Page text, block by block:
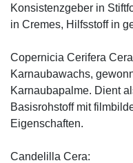
Konsistenzgeber in
in Cremes, Hilfsstoff in
Copernicia Cerifera
Karnaubawachs,
Karnaubapalme. Dient
Basisrohstoff mit
Eigenschaften.
Candelilla Cera: